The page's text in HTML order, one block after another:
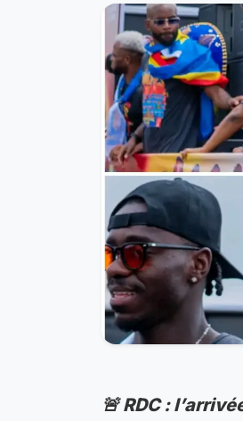
🚨 RDC :